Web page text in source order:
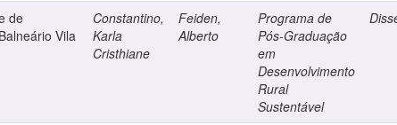
de
Vila
Constantino,
Karla
Cristhiane
Feiden,
Alberto
Programa de
Pós-Graduação
em
Desenvolvimento
Rural
Sustentável